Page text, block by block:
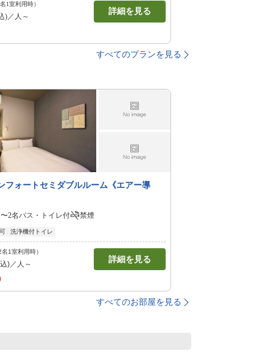
1室利用時）
)／人～
詳細を見る
すべてのプランを見る
ォートセミダブルルーム《エアー導
2名バス・トイレ付 禁煙
洗浄機付トイレ
1室利用時）
)／人～ 詳細を見る
すべてのお部屋を見る